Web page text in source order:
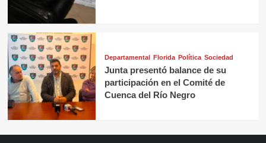
Departamental Florida Política Sociedad
Junta presentó balance de su
participación en el Comité de
Cuenca del Río Negro